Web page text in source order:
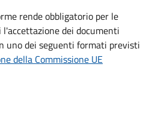
rende obbligatorio per le
dei documenti
dei seguenti formati previsti
della Commissione UE